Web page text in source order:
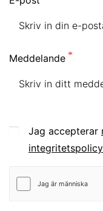
Meddelande
Jag accepterar